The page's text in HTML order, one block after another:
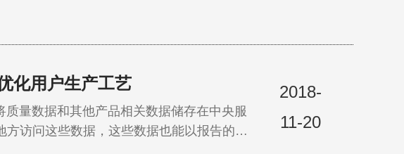
化用户生产工艺
量数据和其他产品相关数据储存在中央服
2018-
11-20